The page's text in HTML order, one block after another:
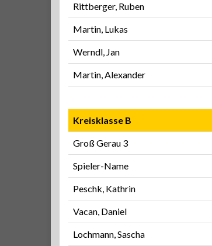
Rittberger, Ruben
Martin, Lukas
Werndl, Jan
Martin, Alexander
Kreisklasse B
Groß Gerau 3
Spieler-Name
Peschk, Kathrin
Vacan, Daniel
Lochmann, Sascha